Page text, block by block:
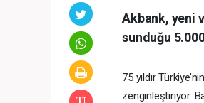
Akbank, yeni
sunduğu
75 yıldır
zenginleştiriyor.